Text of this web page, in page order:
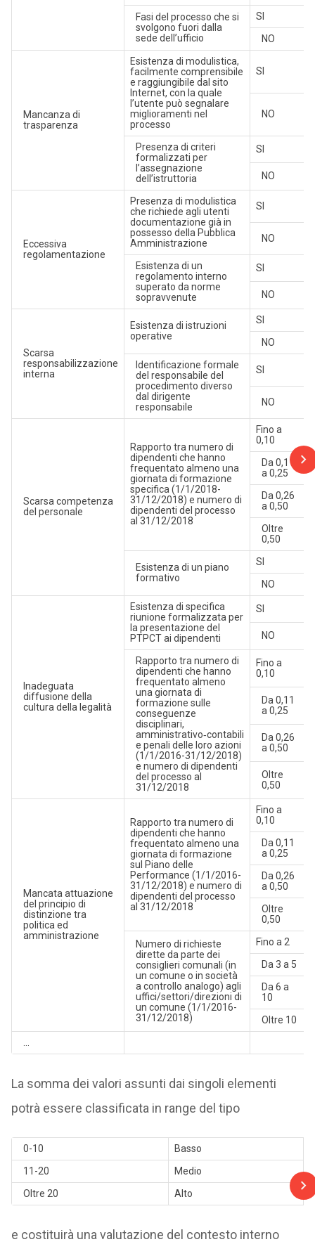
Fasi del processo che si
svolgono fuori dalla
sede dell’ufficio
SI
NO
Mancanza di
trasparenza
Esistenza di modulistica,
facilmente comprensibile
e raggiungibile dal sito
Internet, con la quale
l’utente può segnalare
miglioramenti nel
processo
SI
NO
Presenza di criteri
formalizzati per
l’assegnazione
dell’istruttoria
SI
NO
Eccessiva
regolamentazione
Presenza di modulistica
che richiede agli utenti
documentazione già in
possesso della Pubblica
Amministrazione
SI
NO
Esistenza di un
regolamento interno
superato da norme
sopravvenute
SI
NO
Scarsa
responsabilizzazione
interna
Esistenza di istruzioni
operative
SI
NO
Identificazione formale
del responsabile del
procedimento diverso
dal dirigente
responsabile
SI
NO
Scarsa competenza
del personale
Rapporto tra numero di
dipendenti che hanno
frequentato almeno una
giornata di formazione
specifica (1/1/2018-
31/12/2018) e numero di
dipendenti del processo
al 31/12/2018
Fino a
0,10
Da 0,11
a 0,25
Da 0,26
a 0,50
Oltre
0,50
Esistenza di un piano
formativo
SI
NO
Inadeguata
diffusione della
cultura della legalità
Esistenza di specifica
riunione formalizzata per
la presentazione del
PTPCT ai dipendenti
SI
NO
Rapporto tra numero di
dipendenti che hanno
frequentato almeno
una giornata di
formazione sulle
conseguenze
disciplinari,
amministrativo‑contabili
e penali delle loro azioni
(1/1/2016-31/12/2018)
e numero di dipendenti
del processo al
31/12/2018
Fino a
0,10
Da 0,11
a 0,25
Da 0,26
a 0,50
Oltre
0,50
Mancata attuazione
del principio di
distinzione tra
politica ed
amministrazione
Rapporto tra numero di
dipendenti che hanno
frequentato almeno una
giornata di formazione
sul Piano delle
Performance (1/1/2016-
31/12/2018) e numero di
dipendenti del processo
al 31/12/2018
Fino a
0,10
Da 0,11
a 0,25
Da 0,26
a 0,50
Oltre
0,50
Numero di richieste
dirette da parte dei
consiglieri comunali (in
un comune o in società
a controllo analogo) agli
uffici/settori/direzioni di
un comune (1/1/2016-
31/12/2018)
Fino a 2
Da 3 a 5
Da 6 a
10
Oltre 10
La somma dei valori assunti dai singoli elementi
potrà essere classificata in range del tipo
0-10
Basso
11-20
Medio
Oltre 20
Alto
e costituirà una valutazione del contesto interno